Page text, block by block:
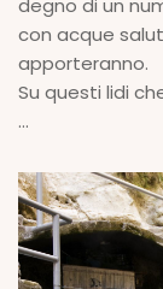
degno di un
con acque
apporteranno.
Su questi lidi
...